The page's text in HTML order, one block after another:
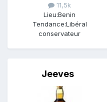
11,5k
Lieu:Benin
Tendance:Libéral
conservateur
Jeeves